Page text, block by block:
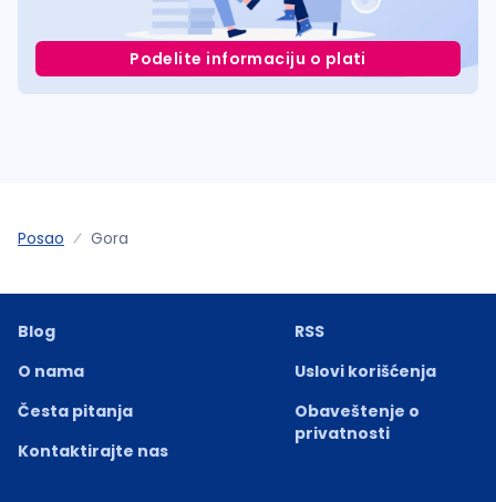
Podelite informaciju o plati
Posao Gora
Blog
O nama
Česta pitanja
Kontaktirajte nas
RSS
Uslovi korišćenja
Obaveštenje o
privatnosti